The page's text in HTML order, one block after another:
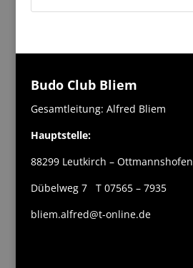
Budo Club Bliem
Gesamtleitung: Alfred Bliem
Hauptstelle:
88299 Leutkirch – Ottmannshofen
Dübelweg 7 T 07565 – 7935
bliem.alfred@t-online.de